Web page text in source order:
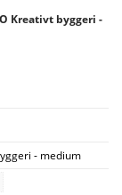
Kreativt byggeri -
- medium